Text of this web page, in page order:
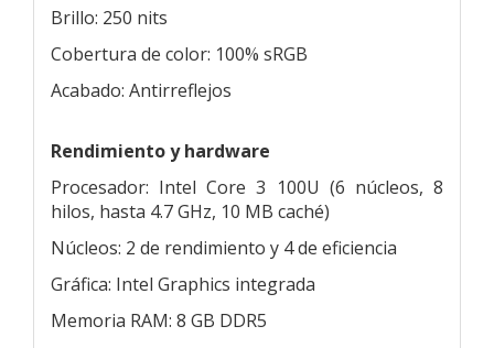
Brillo: 250 nits
Cobertura de color: 100% sRGB
Acabado: Antirreflejos
Rendimiento y hardware
Procesador: Intel Core 3 100U (6 núcleos, 8
hilos, hasta 4.7 GHz, 10 MB caché)
Núcleos: 2 de rendimiento y 4 de eficiencia
Gráfica: Intel Graphics integrada
Memoria RAM: 8 GB DDR5